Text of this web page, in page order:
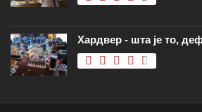
Хардвер - шта је то,